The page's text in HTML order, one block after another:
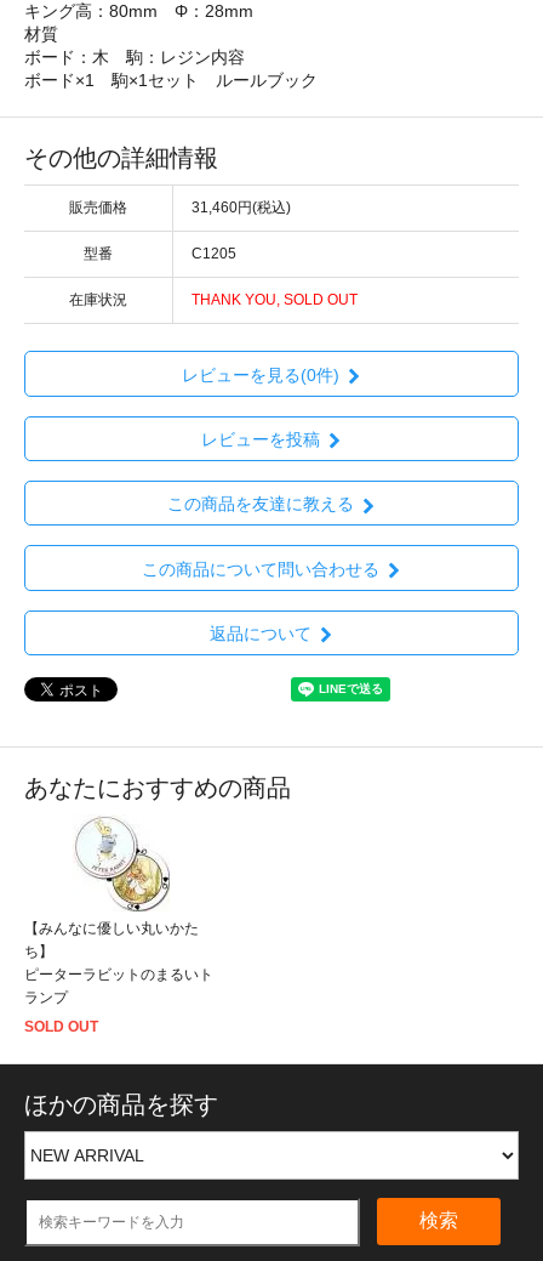
キング高：80mm Φ：28mm
材質
ボード：木 駒：レジン内容
ボード×1 駒×1セット ルールブック
その他の詳細情報
販売価格 31,460円(税込)
型番 C1205
在庫状況 THANK YOU, SOLD OUT
レビューを見る(0件)
レビューを投稿
この商品を友達に教える
この商品について問い合わせる
返品について
あなたにおすすめの商品
【みんなに優しい丸いかた
ち】
ピーターラビットのまるいト
ランプ
SOLD OUT
ほかの商品を探す
検索